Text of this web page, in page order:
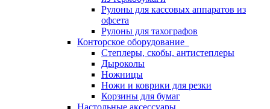
Рулоны для кассовых аппаратов из
офсета
Рулоны для тахографов
Конторское оборудование
Степлеры, скобы, антистеплеры
Дыроколы
Ножницы
Ножи и коврики для резки
Корзины для бумаг
Настольные аксессуары